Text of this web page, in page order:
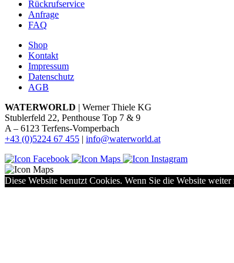
Rückrufservice
Anfrage
FAQ
Shop
Kontakt
Impressum
Datenschutz
AGB
WATERWORLD | Werner Thiele KG
Stublerfeld 22, Penthouse Top 7 & 9
A – 6123 Terfens-Vomperbach
+43 (0)5224 67 455 | info@waterworld.at
Diese Website benutzt Cookies. Wenn Sie die Website